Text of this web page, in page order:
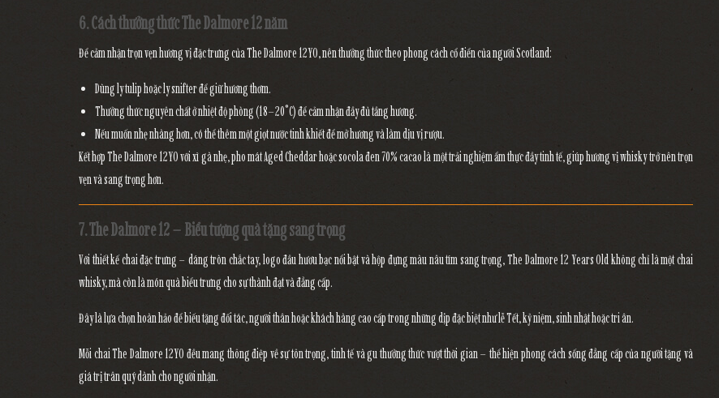
6. Cách thưởng thức The Dalmore 12 năm
Để cảm nhận trọn vẹn hương vị đặc trưng củaThe Dalmore 12YO, nên thưởng thức theo phong cách cổ điển của người Scotland:
Dùng ly tulip hoặc ly snifterđể giữ hương thơm.
Thưởng thức nguyên chấtở nhiệt độ phòng (18–20°C) để cảm nhận đầy đủ tầng hương.
Nếu muốn nhẹ nhàng hơn, có thể thêm mộtgiọt nước tinh khiếtđể mở hương và làm dịu vị rượu.
Kết hợp The Dalmore 12YO vớixì gà nhẹ, pho mát Aged Cheddar hoặc socola đen 70% cacaolà một trải nghiệm ẩm thực đầy tinh tế, giúp hương vị whisky trở nên trọn
vẹn và sang trọng hơn.
7. The Dalmore 12 – Biểu tượng quà tặng sang trọng
Với thiết kế chai đặc trưng – dáng tròn chắc tay,logo đầu hươu bạc nổi bậtvà hộp đựng màu nâu tím sang trọng,The Dalmore 12 Years Oldkhông chỉ là một chai
whisky, mà còn làmón quà biểu trưng cho sự thành đạt và đẳng cấp.
Đây là lựa chọn hoàn hảo đểbiếu tặng đối tác, người thân hoặc khách hàng cao cấptrong những dịp đặc biệt như lễ Tết, kỷ niệm, sinh nhật hoặc tri ân.
Mỗi chai The Dalmore 12YO đều mang thông điệp vềsự tôn trọng, tinh tế và gu thưởng thức vượt thời gian– thể hiện phong cách sống đẳng cấp của người tặng và
giá trị trân quý dành cho người nhận.